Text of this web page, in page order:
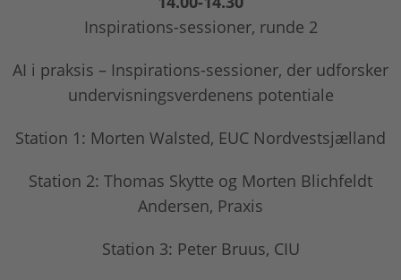
Inspirations-sessioner, runde 2
AI i praksis – Inspirations-sessioner, der udforsker
undervisningsverdenens potentiale
Station 1: Morten Walsted, EUC Nordvestsjælland
Station 2: Thomas Skytte og Morten Blichfeldt
Andersen, Praxis
Station 3: Peter Bruus, CIU